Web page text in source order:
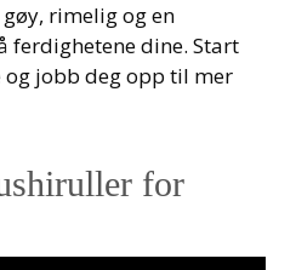
rimelig og en
ferdighetene dine. Start
og jobb deg opp til mer
for